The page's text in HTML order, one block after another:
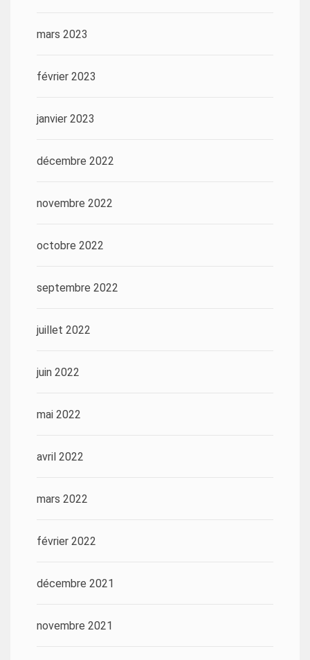
mars 2023
février 2023
janvier 2023
décembre 2022
novembre 2022
octobre 2022
septembre 2022
juillet 2022
juin 2022
mai 2022
avril 2022
mars 2022
février 2022
décembre 2021
novembre 2021